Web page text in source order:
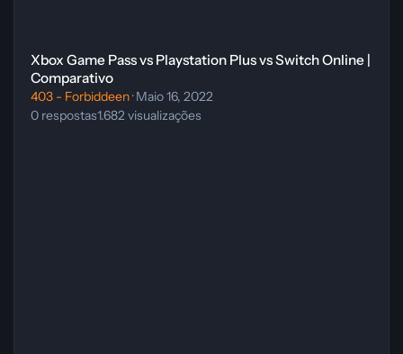
Xbox Game Pass vs Playstation Plus vs Switch Online |
Comparativo
403 - Forbiddeen·Maio 16, 2022
0 respostas1.682visualizações